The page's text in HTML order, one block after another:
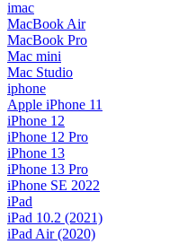
imac
MacBook Air
MacBook Pro
Mac mini
Mac Studio
iphone
Apple iPhone 11
iPhone 12
iPhone 12 Pro
iPhone 13
iPhone 13 Pro
iPhone SE 2022
iPad
iPad 10.2 (2021)
iPad Air (2020)